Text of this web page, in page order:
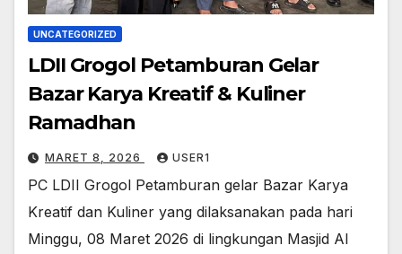
UNCATEGORIZED
LDII Grogol Petamburan Gelar
Bazar Karya Kreatif & Kuliner
Ramadhan
MARET 8, 2026 USER1
PC LDII Grogol Petamburan gelar Bazar Karya
Kreatif dan Kuliner yang dilaksanakan pada hari
Minggu, 08 Maret 2026 di lingkungan Masjid Al